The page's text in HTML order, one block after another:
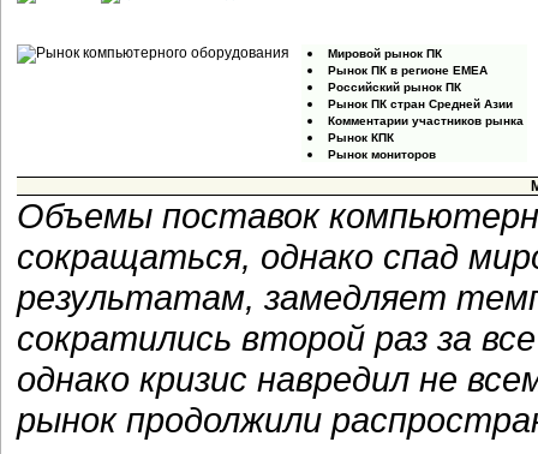
Мировой рынок ПК
Рынок ПК в регионе EMEA
Российский рынок ПК
Рынок ПК стран Средней Азии
Комментарии участников рынка
Рынок КПК
Рынок мониторов
Объемы поставок
сокращаться, однако спад
результатам, замедляет
сократились второй раз за
однако кризис навредил не
рынок продолжили